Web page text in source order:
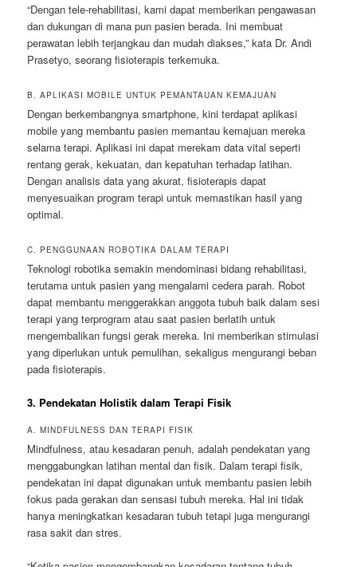
“Dengan tele-rehabilitasi, kami dapat memberikan pengawasan
dan dukungan di mana pun pasien berada. Ini membuat
perawatan lebih terjangkau dan mudah diakses,” kata Dr. Andi
Prasetyo, seorang fisioterapis terkemuka.
B. APLIKASI MOBILE UNTUK PEMANTAUAN KEMAJUAN
Dengan berkembangnya smartphone, kini terdapat aplikasi
mobile yang membantu pasien memantau kemajuan mereka
selama terapi. Aplikasi ini dapat merekam data vital seperti
rentang gerak, kekuatan, dan kepatuhan terhadap latihan.
Dengan analisis data yang akurat, fisioterapis dapat
menyesuaikan program terapi untuk memastikan hasil yang
optimal.
C. PENGGUNAAN ROBOTIKA DALAM TERAPI
Teknologi robotika semakin mendominasi bidang rehabilitasi,
terutama untuk pasien yang mengalami cedera parah. Robot
dapat membantu menggerakkan anggota tubuh baik dalam sesi
terapi yang terprogram atau saat pasien berlatih untuk
mengembalikan fungsi gerak mereka. Ini memberikan stimulasi
yang diperlukan untuk pemulihan, sekaligus mengurangi beban
pada fisioterapis.
3. Pendekatan Holistik dalam Terapi Fisik
A. MINDFULNESS DAN TERAPI FISIK
Mindfulness, atau kesadaran penuh, adalah pendekatan yang
menggabungkan latihan mental dan fisik. Dalam terapi fisik,
pendekatan ini dapat digunakan untuk membantu pasien lebih
fokus pada gerakan dan sensasi tubuh mereka. Hal ini tidak
hanya meningkatkan kesadaran tubuh tetapi juga mengurangi
rasa sakit dan stres.